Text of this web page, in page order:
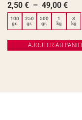
2,50 € – 49,00 €
100
gr.
250
gr.
500
gr.
1
kg
3
kg
AJOUTER AU